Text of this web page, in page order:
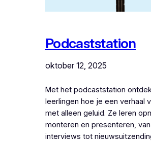
Podcaststation
oktober 12, 2025
Met het podcaststation
leerlingen hoe je een verhaal
met alleen geluid. Ze leren
monteren en presenteren, van
interviews tot